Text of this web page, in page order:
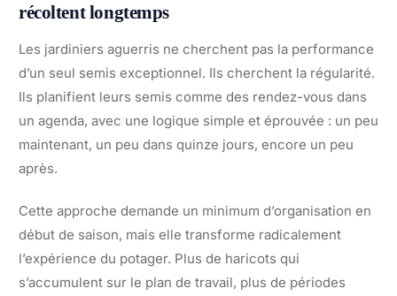
récoltent longtemps
Les jardiniers aguerris ne cherchent pas la performance
d’un seul semis exceptionnel. Ils cherchent la régularité.
Ils planifient leurs semis comme des rendez-vous dans
un agenda, avec une logique simple et éprouvée : un peu
maintenant, un peu dans quinze jours, encore un peu
après.
Cette approche demande un minimum d’organisation en
début de saison, mais elle transforme radicalement
l’expérience du potager. Plus de haricots qui
s’accumulent sur le plan de travail, plus de périodes